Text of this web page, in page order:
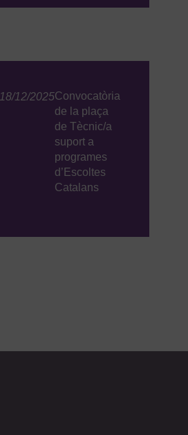
18/12/2025Convocatòria
de la plaça
de Tècnic/a
suport a
programes
d’Escoltes
Catalans